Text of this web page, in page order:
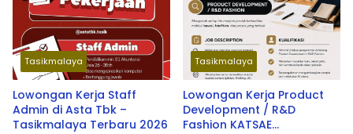
Tasikmalaya
Lowongan Kerja Staff
Admin di Asta Tbk –
Tasikmalaya Terbaru 2026
Tasikmalaya
Lowongan Kerja Product
Development / R&D
Fashion KATSAE